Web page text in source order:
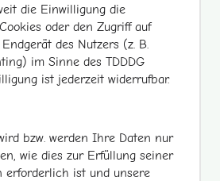
die Einwilligung die
oder den Zugriff auf
des Nutzers (z. B.
im Sinne des TDDDG
ist jederzeit widerrufbar.
bzw. werden Ihre Daten nur
wie dies zur Erfüllung seiner
erforderlich ist und unsere